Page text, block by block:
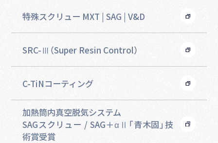
特殊スクリュー MXT | SAG | V&D
SRC-Ⅲ（Super Resin Control）
C-TiNコーティング
加熱筒内真空脱気システム
SAGスクリュー / SAG＋αⅡ「青木固」技
術賞受賞